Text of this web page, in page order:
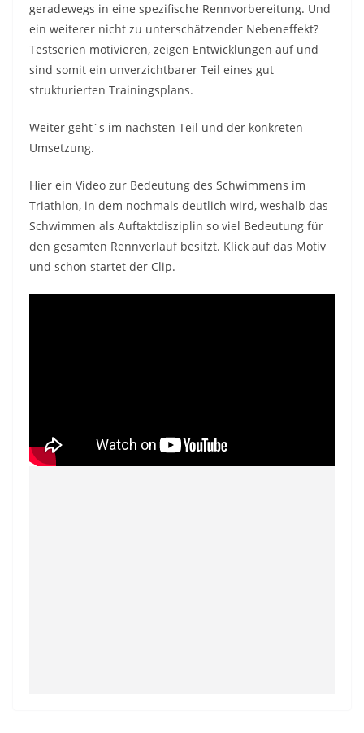
geradewegs in eine spezifische Rennvorbereitung. Und
ein weiterer nicht zu unterschätzender Nebeneffekt?
Testserien motivieren, zeigen Entwicklungen auf und
sind somit ein unverzichtbarer Teil eines gut
strukturierten Trainingsplans.
Weiter geht´s im nächsten Teil und der konkreten
Umsetzung.
Hier ein Video zur Bedeutung des Schwimmens im
Triathlon, in dem nochmals deutlich wird, weshalb das
Schwimmen als Auftaktdisziplin so viel Bedeutung für
den gesamten Rennverlauf besitzt. Klick auf das Motiv
und schon startet der Clip.